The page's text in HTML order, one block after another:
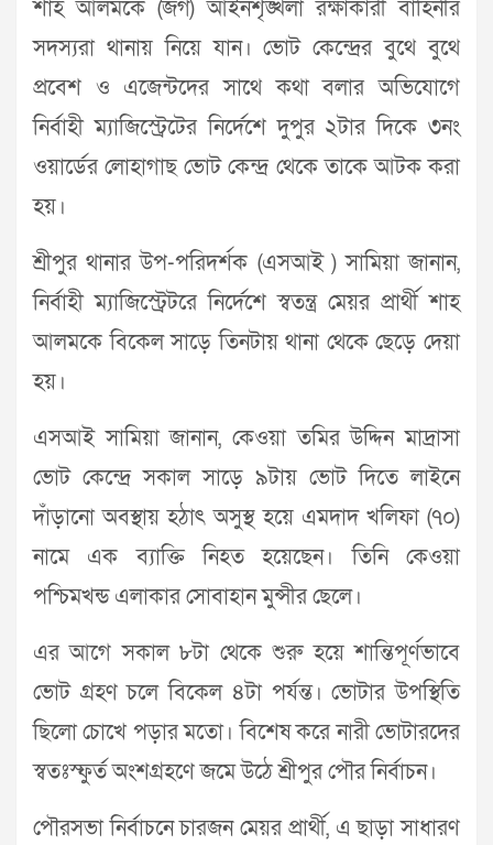
শাহ আলমকে (জগ) আইনশৃঙ্খলা রক্ষাকারী বাহিনীর
সদস্যরা থানায় নিয়ে যান। ভোট কেন্দ্রের বুথে বুথে
প্রবেশ ও এজেন্টদের সাথে কথা বলার অভিযোগে
নির্বাহী ম্যাজিস্ট্রেটের নির্দেশে দুপুর ২টার দিকে ৩নং
ওয়ার্ডের লোহাগাছ ভোট কেন্দ্র থেকে তাকে আটক করা
হয়।
শ্রীপুর থানার উপ-পরিদর্শক (এসআই ) সামিয়া জানান,
নির্বাহী ম্যাজিস্ট্রেটরে নির্দেশে স্বতন্ত্র মেয়র প্রার্থী শাহ
আলমকে বিকেল সাড়ে তিনটায় থানা থেকে ছেড়ে দেয়া
হয়।
এসআই সামিয়া জানান, কেওয়া তমির উদ্দিন মাদ্রাসা
ভোট কেন্দ্রে সকাল সাড়ে ৯টায় ভোট দিতে লাইনে
দাঁড়ানো অবস্থায় হঠাৎ অসুস্থ হয়ে এমদাদ খলিফা (৭০)
নামে এক ব্যাক্তি নিহত হয়েছেন। তিনি কেওয়া
পশ্চিমখন্ড এলাকার সোবাহান মুন্সীর ছেলে।
এর আগে সকাল ৮টা থেকে শুরু হয়ে শান্তিপূর্ণভাবে
ভোট গ্রহণ চলে বিকেল ৪টা পর্যন্ত। ভোটার উপস্থিতি
ছিলো চোখে পড়ার মতো। বিশেষ করে নারী ভোটারদের
স্বতঃস্ফুর্ত অংশগ্রহণে জমে উঠে শ্রীপুর পৌর নির্বাচন।
পৌরসভা নির্বাচনে চারজন মেয়র প্রার্থী, এ ছাড়া সাধারণ